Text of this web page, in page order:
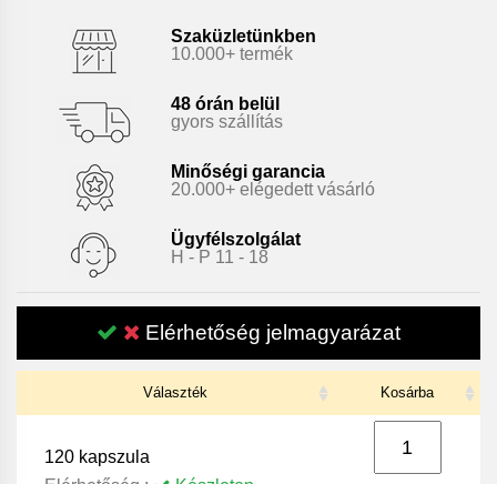
Szaküzletünkben
10.000+ termék
48 órán belül
gyors szállítás
Minőségi garancia
20.000+ elégedett vásárló
Ügyfélszolgálat
H - P 11 - 18
Elérhetőség jelmagyarázat
Választék Kosárba
120 kapszula